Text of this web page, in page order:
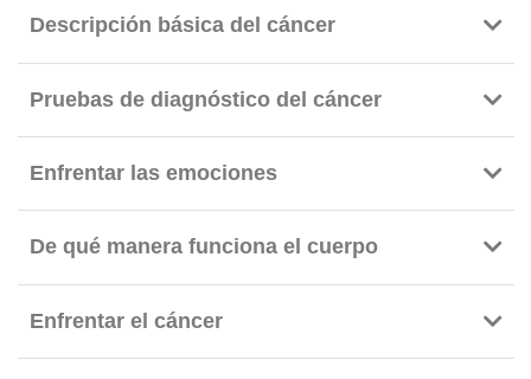
i
l
c
Descripción básica del cáncer
Pruebas de diagnóstico del cáncer
Enfrentar las emociones
De qué manera funciona el cuerpo
Enfrentar el cáncer